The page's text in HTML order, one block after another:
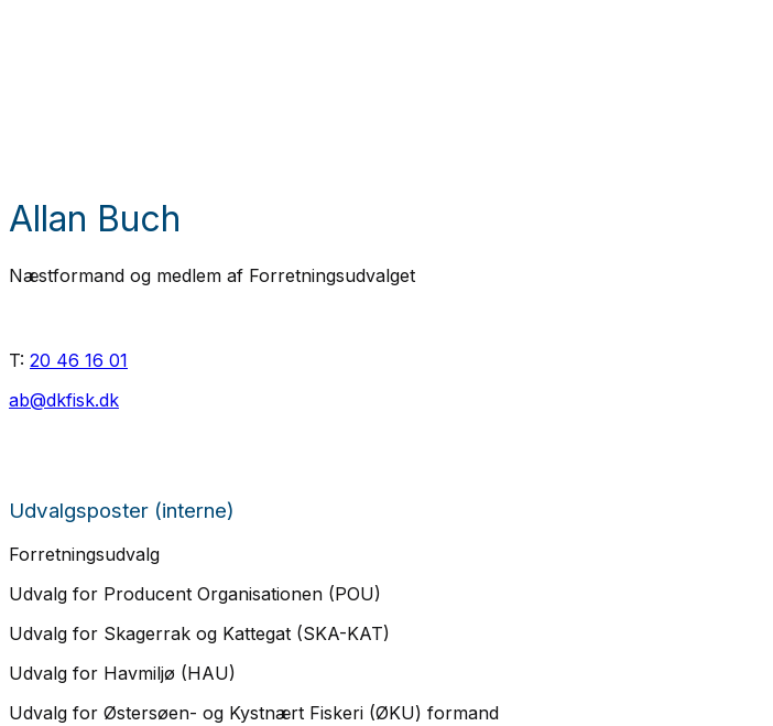
Allan Buch
Næstformand og medlem af Forretningsudvalget
T: 20 46 16 01
ab@dkfisk.dk
Udvalgsposter (interne)
Forretningsudvalg
Udvalg for Producent Organisationen (POU)
Udvalg for Skagerrak og Kattegat (SKA-KAT)
Udvalg for Havmiljø (HAU)
Udvalg for Østersøen- og Kystnært Fiskeri (ØKU) formand